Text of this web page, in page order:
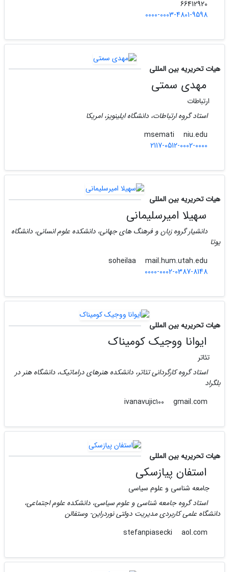
0000-0003-4801-9598
هیات تحریریه بین المللی
مهدی سمتی
ارتباطات
استاد گروه ارتباطات، دانشگاه ایلینویز، امریکا
niu.edu
2117-0512-0002-0000
هیات تحریریه بین المللی
سهیلا امیرسلیمانی
دانشیار گروه زبان و فرهنگ های جهانی، دانشکده علوم انسانی، دانشگاه
یوتا
mail.hum.utah.edu
0000-0002-0387-8148
هیات تحریریه بین المللی
ایوانا ووجیک کومیناک
تئاتر
استاد گروه کارگردانی تئاتر، دانشکده هنرهای دراماتیک، دانشگاه هنر در
بلگراد
gmail.com
هیات تحریریه بین المللی
استفان پیازسکی
جامعه شناسی و علوم سیاسی
استاد گروه جامعه شناسی و علوم سیاسی، دانشکده علوم اجتماعی،
دانشگاه علمی کاربردی مدیریت دولتی نوردراین- وستفالن
aol.com